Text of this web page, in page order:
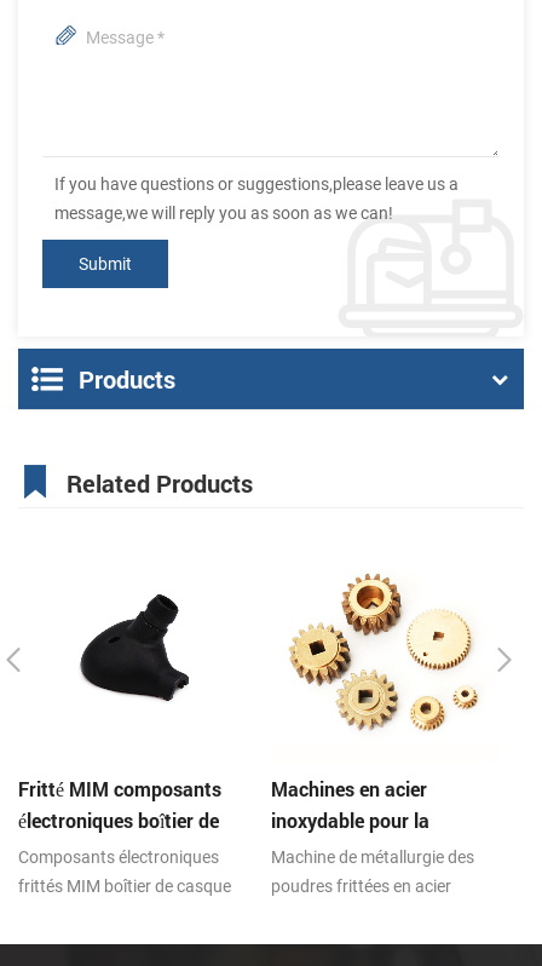
If you have questions or suggestions,please leave us a
message,we will reply you as soon as we can!
Products
Related Products
Fritté MIM composants
électroniques boîtier de
casque pièces métalliques
Composants électroniques
frittés MIM boîtier de casque
technologie de moulage par
Machines en acier
inoxydable pour la
métallurgie des poudres
frittées
Machine de métallurgie des
poudres frittées en acier
laiton, technologie de moulage